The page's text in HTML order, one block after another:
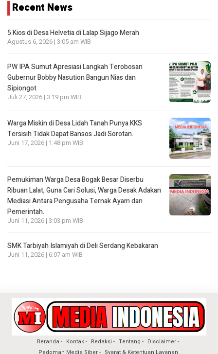
Recent News
5 Kios di Desa Helvetia di Lalap Sijago Merah
Agustus 6, 2026 | 3:05 am WIB
PW IPA Sumut Apresiasi Langkah Terobosan
Gubernur Bobby Nasution Bangun Nias dan
Sipiongot
Juli 27, 2026 | 3:19 pm WIB
Warga Miskin di Desa Lidah Tanah Punya KKS
Tersisih Tidak Dapat Bansos Jadi Sorotan.
Juni 17, 2026 | 1:48 pm WIB
Pemukiman Warga Desa Bogak Besar Diserbu
Ribuan Lalat, Guna Cari Solusi, Warga Desak Adakan
Mediasi Antara Pengusaha Ternak Ayam dan
Pemerintah.
Juni 11, 2026 | 3:03 pm WIB
SMK Tarbiyah Islamiyah di Deli Serdang Kebakaran
Juni 11, 2026 | 6:07 am WIB
Beranda Kontak Redaksi Tentang
Disclaimer